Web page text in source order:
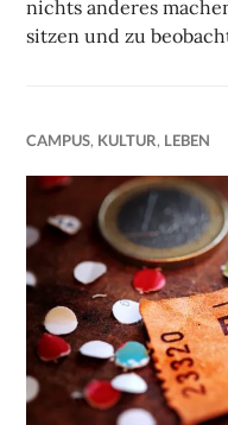
nichts anderes
sitzen und zu
CAMPUS, KULTUR, LEBEN